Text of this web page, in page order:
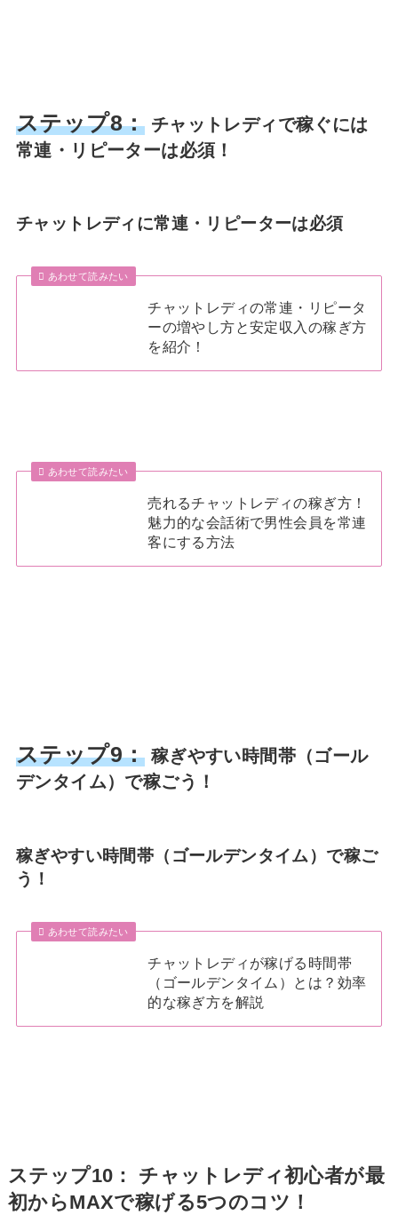
ステップ8： チャットレディで稼ぐには
常連・リピーターは必須！
チャットレディに常連・リピーターは必須
あわせて読みたい
チャットレディの常連・リピータ
ーの増やし方と安定収入の稼ぎ方
を紹介！
あわせて読みたい
売れるチャットレディの稼ぎ方！
魅力的な会話術で男性会員を常連
客にする方法
ステップ9： 稼ぎやすい時間帯（ゴール
デンタイム）で稼ごう！
稼ぎやすい時間帯（ゴールデンタイム）で稼ご
う！
あわせて読みたい
チャットレディが稼げる時間帯
（ゴールデンタイム）とは？効率
的な稼ぎ方を解説
ステップ10： チャットレディ初心者が最
初からMAXで稼げる5つのコツ！